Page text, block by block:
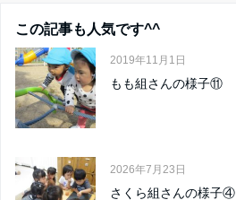
この記事も人気です^^
2019年11月1日
もも組さんの様子⑪
2026年7月23日
さくら組さんの様子④